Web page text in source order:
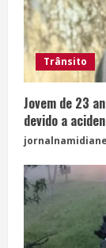
Trânsito
Jovem de 23
devido a